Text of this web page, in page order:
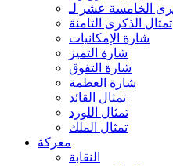
تمثال الذكرى الثامنة
شارة الإمكانيات
شارة التميز
شارة التفوق
شارة العظمة
تمثال القائد
تمثال اللورد
تمثال الملك
معركة
النقابة